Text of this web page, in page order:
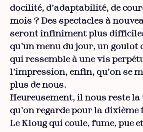
docilité, d’adaptabilité, de
mois ? Des spectacles à
seront infiniment plus
qu’un menu du jour, un goulot
qui ressemble à une vis
l’impression, enfin, qu’on se
plus de nous.
Heureusement, il nous reste la
qu’on regarde pour la dixième
Le Kloug qui coule, fume, pue